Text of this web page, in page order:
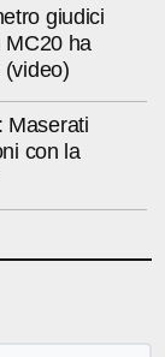
giudici
MC20 ha
(video)
Maserati
con la